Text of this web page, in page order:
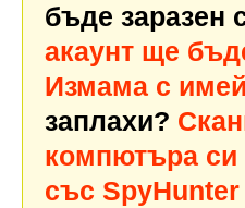
бъде заразен
акаунт ще
Измама с
заплахи?
компютъра си
със SpyHunter